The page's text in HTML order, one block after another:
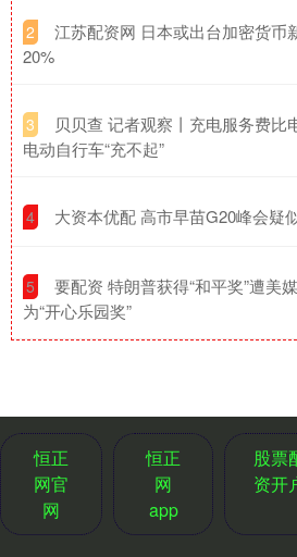
2
江苏配资网 日本或出台加密货币
20%
3
贝贝查 记者观察丨充电服务费比
电动自行车“充不起”
4 大资本优配 高市早苗G20峰会疑
5
要配资 特朗普获得“和平奖”遭美
为“开心乐园奖”
恒正
网官
网
恒正
网
app
股票
资开